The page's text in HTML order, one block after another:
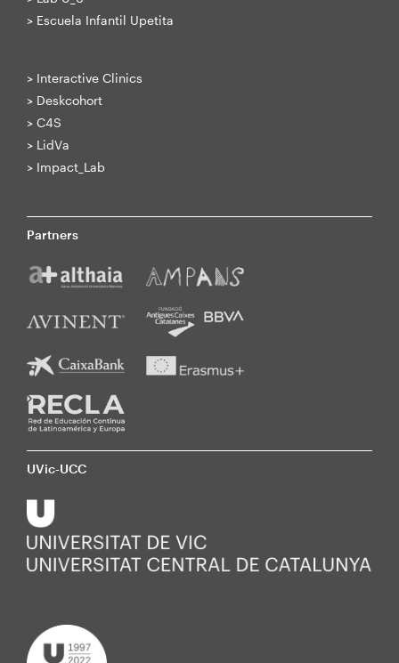
> Escuela Infantil Upetita
> Interactive Clinics
> Deskcohort
> C4S
> LidVa
> Impact_Lab
Partners
UVic-UCC